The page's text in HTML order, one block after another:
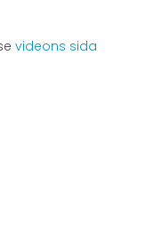
videons sida